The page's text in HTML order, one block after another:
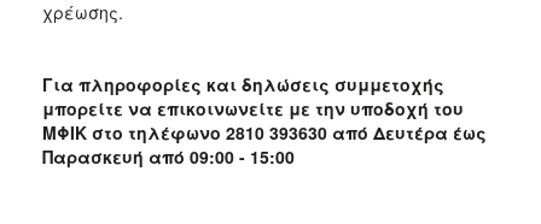
χρέωσης.
Για πληροφορίες και δηλώσεις συμμετοχής
μπορείτε να επικοινωνείτε με την υποδοχή του
ΜΦΙΚ στο τηλέφωνο 2810 393630 από Δευτέρα έως
Παρασκευή από 09:00 - 15:00